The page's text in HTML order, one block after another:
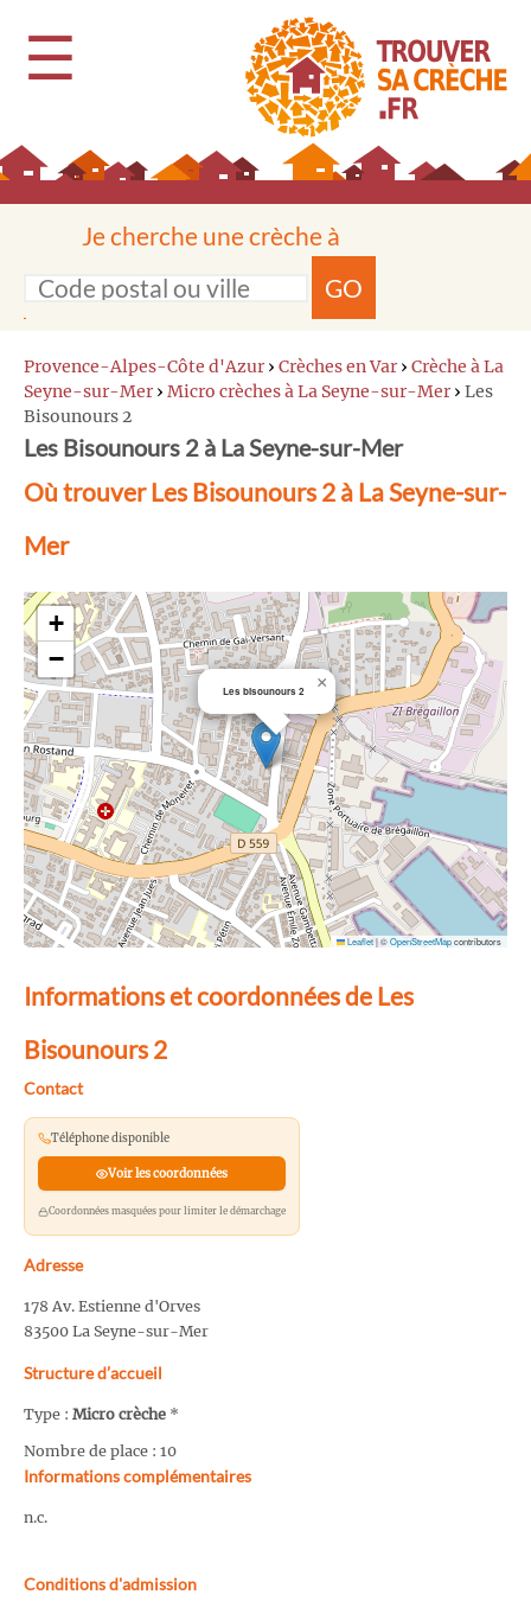
☰
Je cherche une crèche à
GO
Provence-Alpes-Côte d'Azur › Crèches en Var › Crèche à La
Seyne-sur-Mer › Micro crèches à La Seyne-sur-Mer › Les
Bisounours 2
Les Bisounours 2 à La Seyne-sur-Mer
Où trouver Les Bisounours 2 à La Seyne-sur-
Mer
Les bisounours 2 ×
+
−
Leaflet|©OpenStreetMapcontributors
Informations et coordonnées de Les
Bisounours 2
Contact
Téléphone disponible
Voir les coordonnées
Coordonnées masquées pour limiter le démarchage
Adresse
178 Av. Estienne d'Orves
83500 La Seyne-sur-Mer
Structure d’accueil
Type : Micro crèche *
Nombre de place : 10
Informations complémentaires
n.c.
Conditions d'admission